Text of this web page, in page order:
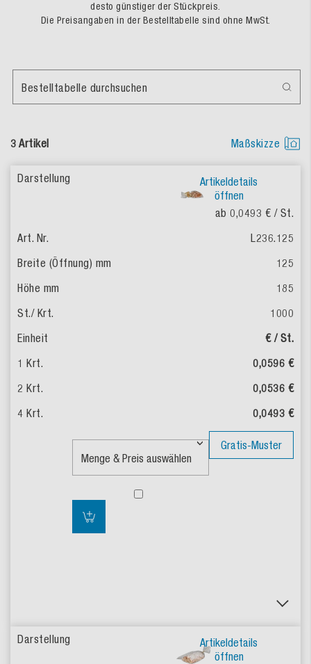
desto günstiger der Stückpreis.
Die Preisangaben in der Bestelltabelle sind ohne MwSt.
3 Artikel Maßskizze
Bestelltabelle durchsuchen
Artikeldetails
öffnen
ab 0,0493 € / St.
L236.125
125
185
1000
€ / St.
0,0596 €
0,0536 €
0,0493 €
Gratis-Muster
Artikeldetails
öffnen